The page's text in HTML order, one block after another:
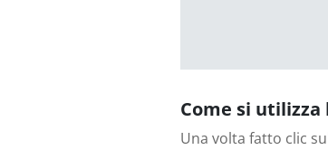
Come si
Una volta fatto clic